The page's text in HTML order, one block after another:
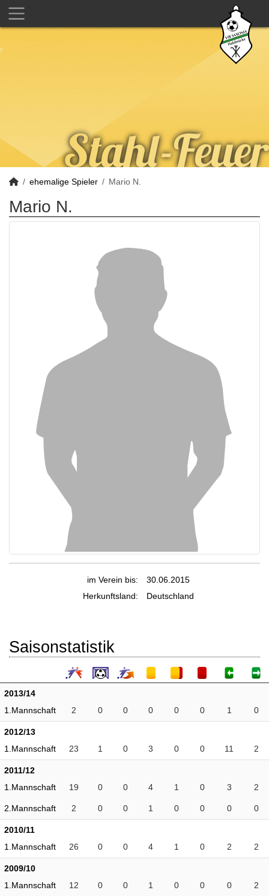
ehemalige Spieler Mario N.
Mario N.
im Verein bis:
30.06.2015
Herkunftsland:
Deutschland
Saisonstatistik
2013/14
1.Mannschaft
2 0 0 0 0 0 1 0
2012/13
1.Mannschaft
23 1 0 3 0 0 11 2
2011/12
1.Mannschaft
19 0 0 4 1 0 3 2
2.Mannschaft 2 0 0 1 0 0 0 0
2010/11
1.Mannschaft
26 0 0 4 1 0 2 2
2009/10
1.Mannschaft
12 0 0 1 0 0 0 2